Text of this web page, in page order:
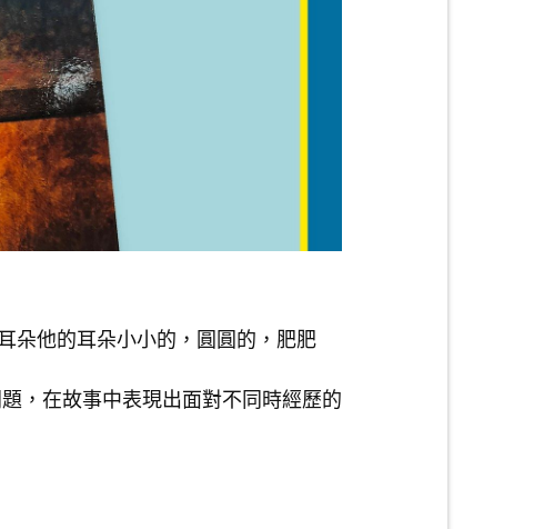
朵他的耳朵小小的，圓圓的，肥肥
，在故事中表現出面對不同時經歷的